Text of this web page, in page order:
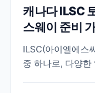
캐나다 ILSC
스웨이 준비
ILSC(아이엘에스
중 하나로, 다양한